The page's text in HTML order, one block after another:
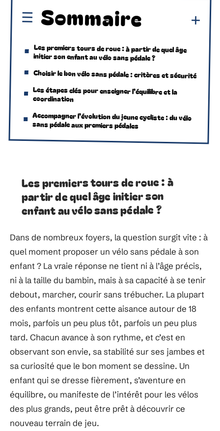
Sommaire
Les premiers tours de roue : à partir de quel âge
initier son enfant au vélo sans pédale ?
Choisir le bon vélo sans pédale : critères et sécurité
Les étapes clés pour enseigner l’équilibre et la
coordination
Accompagner l’évolution du jeune cycliste : du vélo
sans pédale aux premiers pédales
Les premiers tours de roue : à
partir de quel âge initier son
enfant au vélo sans pédale ?
Dans de nombreux foyers, la question surgit vite : à
quel moment proposer un vélo sans pédale à son
enfant ? La vraie réponse ne tient ni à l’âge précis,
ni à la taille du bambin, mais à sa capacité à se tenir
debout, marcher, courir sans trébucher. La plupart
des enfants montrent cette aisance autour de 18
mois, parfois un peu plus tôt, parfois un peu plus
tard. Chacun avance à son rythme, et c’est en
observant son envie, sa stabilité sur ses jambes et
sa curiosité que le bon moment se dessine. Un
enfant qui se dresse fièrement, s’aventure en
équilibre, ou manifeste de l’intérêt pour les vélos
des plus grands, peut être prêt à découvrir ce
nouveau terrain de jeu.